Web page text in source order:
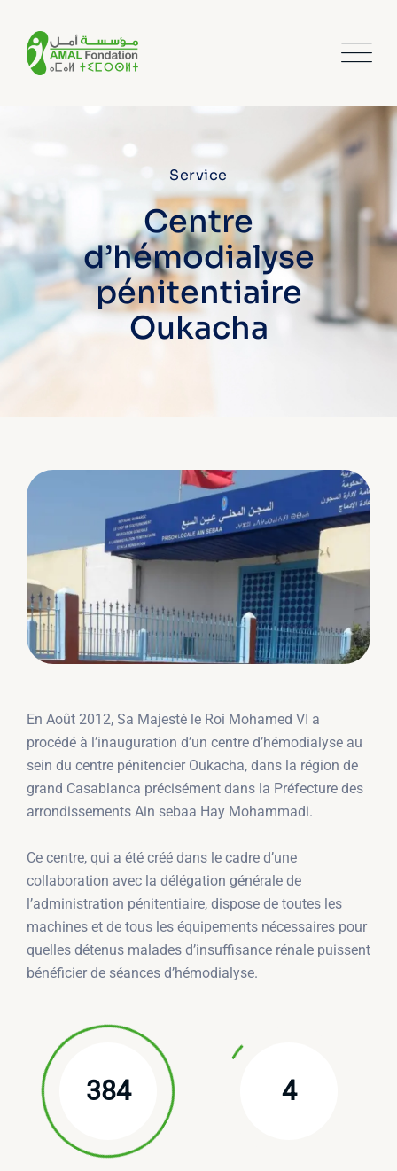
Service
Centre
d’hémodialyse
pénitentiaire
Oukacha
En Août 2012, Sa Majesté le Roi Mohamed VI a
procédé à l’inauguration d’un centre d’hémodialyse au
sein du centre pénitencier Oukacha, dans la région de
grand Casablanca précisément dans la Préfecture des
arrondissements Ain sebaa Hay Mohammadi.
Ce centre, qui a été créé dans le cadre d’une
collaboration avec la délégation générale de
l’administration pénitentiaire, dispose de toutes les
machines et de tous les équipements nécessaires pour
quelles détenus malades d’insuffisance rénale puissent
bénéficier de séances d’hémodialyse.
384 4